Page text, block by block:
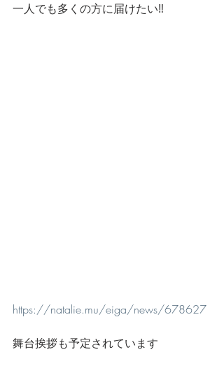
一人でも多くの方に届けたい‼️
https://natalie.mu/eiga/news/678627
舞台挨拶も予定されています